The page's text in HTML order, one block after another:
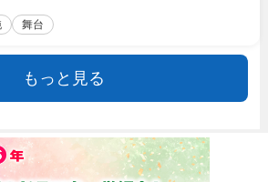
舞台
もっと見る